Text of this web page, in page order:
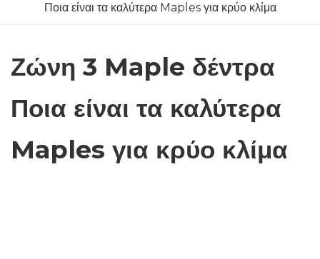
Ποια είναι τα καλύτερα Maples για κρύο κλίμα
Ζώνη 3 Maple δέντρα
Ποια είναι τα καλύτερα
Maples για κρύο κλίμα